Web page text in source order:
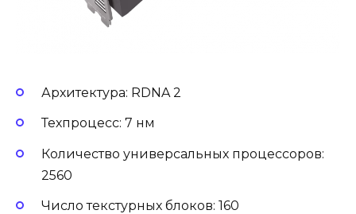
Архитектура: RDNA 2
Техпроцесс: 7 нм
Количество универсальных процессоров:
2560
Число текстурных блоков: 160